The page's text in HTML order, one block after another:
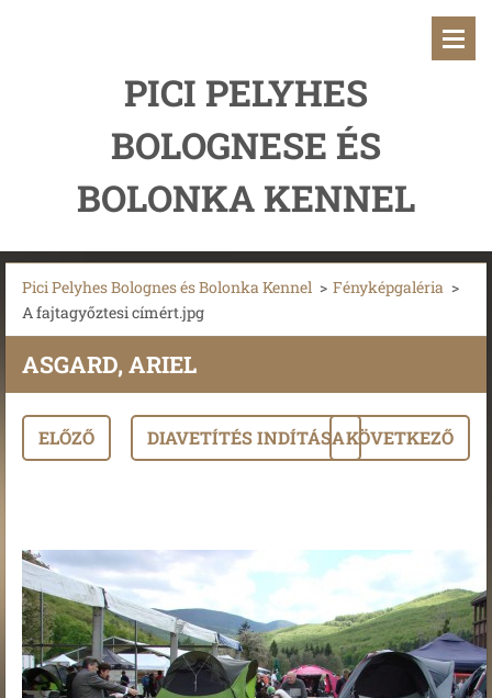
PICI PELYHES
BOLOGNESE ÉS
BOLONKA KENNEL
Pici Pelyhes Bolognes és Bolonka Kennel > Fényképgaléria >
A fajtagyőztesi címért.jpg
ASGARD, ARIEL
ELŐZŐ DIAVETÍTÉS INDÍTÁSAKÖVETKEZŐ